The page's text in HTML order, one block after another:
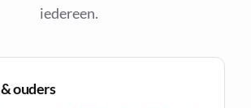
iedereen.
ouders